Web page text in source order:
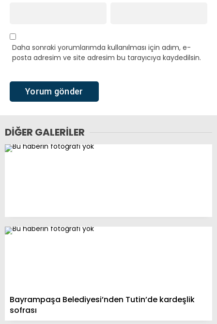
Daha sonraki yorumlarımda kullanılması için adım, e-
posta adresim ve site adresim bu tarayıcıya kaydedilsin.
DIĞER GALERILER
Bayrampaşa Belediyesi’nden Tutin’de kardeşlik
sofrası